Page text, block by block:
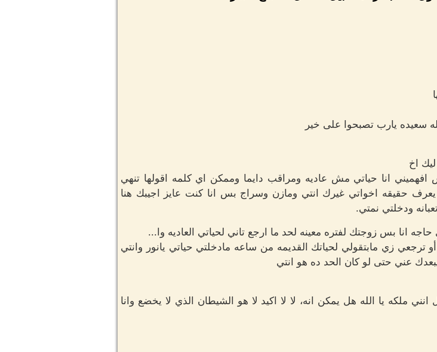
سعيده يارب تصبحوا على خير
اخ
انا حياتي مش عاديه ومراقب دايما وممكن اي كلمه اقولها تنهي
حقيقه اخواتي غيرك انتي ومازن وسراج بس انا كنت عايز اجيبك هنا
ودخلتي نمتي.
انا بس زوجتك لفتره معينه لحد ما ارجع تاني لحياتي العاديه وا...
زي مابتقولي لحياتك القديمه من ساعه مادخلتي حياتي يانور وانتي
عني حتى لو كان الحد ده هو انتي
ملكه يا الله هل يمكن انه، لا لا اكيد لا هو الشيطان الذي لا يخضع وانا